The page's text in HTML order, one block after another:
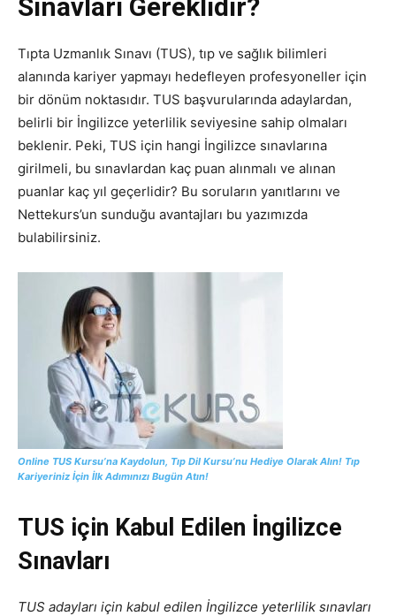
Sınavları Gereklidir?
Tıpta Uzmanlık Sınavı (TUS), tıp ve sağlık bilimleri
alanında kariyer yapmayı hedefleyen profesyoneller için
bir dönüm noktasıdır. TUS başvurularında adaylardan,
belirli bir İngilizce yeterlilik seviyesine sahip olmaları
beklenir. Peki, TUS için hangi İngilizce sınavlarına
girilmeli, bu sınavlardan kaç puan alınmalı ve alınan
puanlar kaç yıl geçerlidir? Bu soruların yanıtlarını ve
Nettekurs’un sunduğu avantajları bu yazımızda
bulabilirsiniz.
Online TUS Kursu’na Kaydolun, Tıp Dil Kursu’nu Hediye Olarak Alın! Tıp
Kariyeriniz İçin İlk Adımınızı Bugün Atın!
TUS için Kabul Edilen İngilizce
Sınavları
TUS adayları için kabul edilen İngilizce yeterlilik sınavları